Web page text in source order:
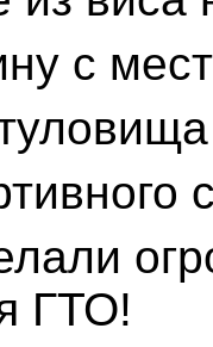
с
ГТО!